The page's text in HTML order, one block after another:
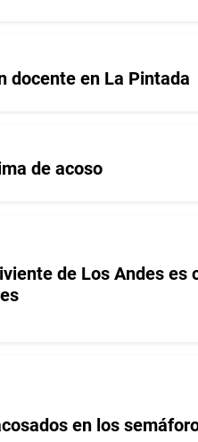
docente en La Pintada
de acoso
de Los Andes es
en los